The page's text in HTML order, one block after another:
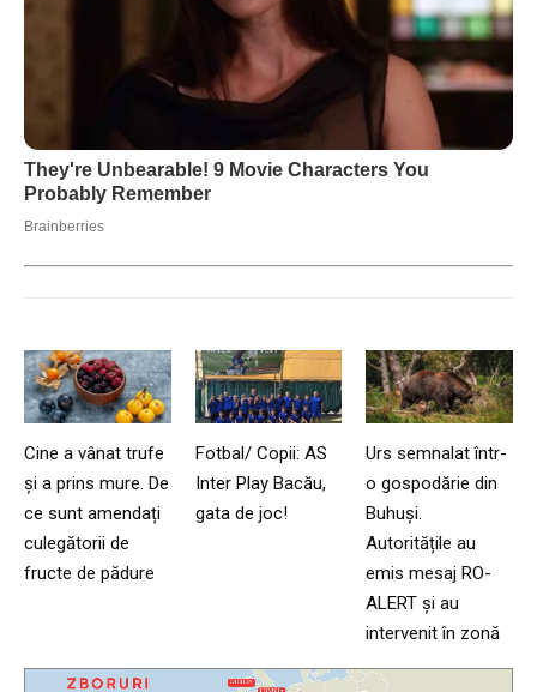
Cine a vânat trufe
și a prins mure. De
ce sunt amendați
culegătorii de
fructe de pădure
Fotbal/ Copii: AS
Inter Play Bacău,
gata de joc!
Urs semnalat într-
o gospodărie din
Buhuși.
Autoritățile au
emis mesaj RO-
ALERT și au
intervenit în zonă